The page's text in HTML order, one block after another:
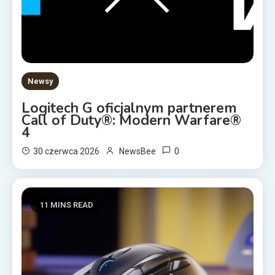
Newsy
Logitech G oficjalnym partnerem
Call of Duty®: Modern Warfare®
4
30 czerwca 2026 NewsBee 0
11 MINS READ